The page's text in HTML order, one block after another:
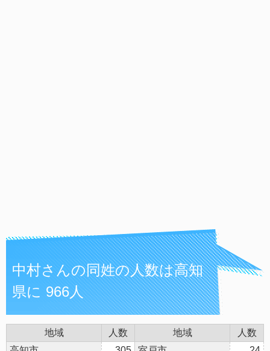
中村さんの同姓の人数は高知
県に 966人
地域 人数 地域
人数